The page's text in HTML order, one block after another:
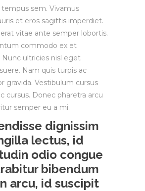
sem. Vivamus
et eros sagittis imperdiet.
vitae ante semper lobortis.
commodo ex et
Nunc ultricies nisl eget
Nam quis turpis ac
gravida. Vestibulum cursus
cursus. Donec pharetra arcu
semper eu a mi.
dignissim
lectus, id
odio congue
bibendum
arcu, id suscipit